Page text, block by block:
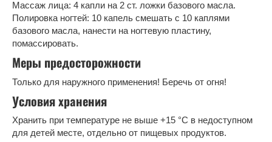
Массаж лица: 4 капли на 2 ст. ложки базового масла.
Полировка ногтей: 10 капель смешать с 10 каплями
базового масла, нанести на ногтевую пластину,
помассировать.
Меры предосторожности
Только для наружного применения! Беречь от огня!
Условия хранения
Хранить при температуре не выше +15 °C в недоступном
для детей месте, отдельно от пищевых продуктов.